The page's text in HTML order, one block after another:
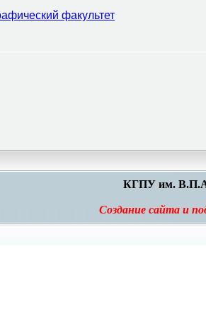
факультет
КГПУ им.
Создание сайта и